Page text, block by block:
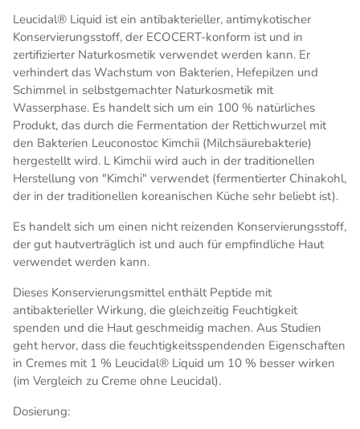
Leucidal® Liquid ist ein antibakterieller, antimykotischer
Konservierungsstoff, der ECOCERT-konform ist und in
zertifizierter Naturkosmetik verwendet werden kann. Er
verhindert das Wachstum von Bakterien, Hefepilzen und
Schimmel in selbstgemachter Naturkosmetik mit
Wasserphase. Es handelt sich um ein 100 % natürliches
Produkt, das durch die Fermentation der Rettichwurzel mit
den Bakterien Leuconostoc Kimchii (Milchsäurebakterie)
hergestellt wird. L Kimchii wird auch in der traditionellen
Herstellung von "Kimchi" verwendet (fermentierter Chinakohl,
der in der traditionellen koreanischen Küche sehr beliebt ist).
Es handelt sich um einen nicht reizenden Konservierungsstoff,
der gut hautverträglich ist und auch für empfindliche Haut
verwendet werden kann.
Dieses Konservierungsmittel enthält Peptide mit
antibakterieller Wirkung, die gleichzeitig Feuchtigkeit
spenden und die Haut geschmeidig machen. Aus Studien
geht hervor, dass die feuchtigkeitsspendenden Eigenschaften
in Cremes mit 1 % Leucidal® Liquid um 10 % besser wirken
(im Vergleich zu Creme ohne Leucidal).
Dosierung: